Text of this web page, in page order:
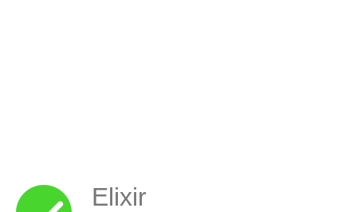
Elixir